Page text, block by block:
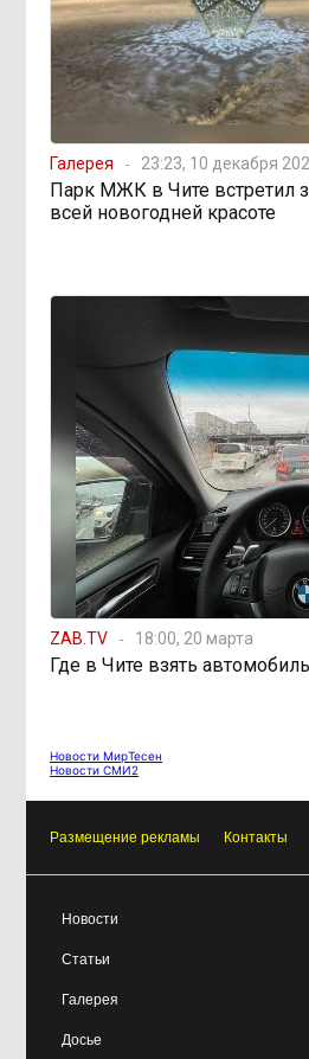
Галерея 23:23, 10 декабря
Парк МЖК в Чите встретил
всей новогодней красоте
ZAB.TV 18:00, 20 марта
Где в Чите взять
Новости МирТесен
Новости СМИ2
Размещение рекламы Контакты
Новости
Статьи
Галерея
Досье